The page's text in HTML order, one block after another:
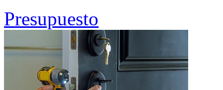
Presupuesto